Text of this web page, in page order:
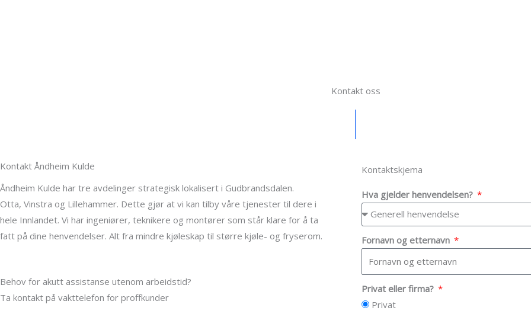
Kontakt oss
Kontakt Åndheim Kulde
Åndheim Kulde har tre avdelinger strategisk lokalisert i Gudbrandsdalen.
Otta, Vinstra og Lillehammer. Dette gjør at vi kan tilby våre tjenester til dere i
hele Innlandet. Vi har ingeniører, teknikere og montører som står klare for å ta
fatt på dine henvendelser. Alt fra mindre kjøleskap til større kjøle- og fryserom.
Behov for akutt assistanse utenom arbeidstid?
Ta kontakt på vakttelefon for proffkunder
Kontaktskjema
Hva gjelder henvendelsen?
Fornavn og etternavn
Privat eller firma?
Privat